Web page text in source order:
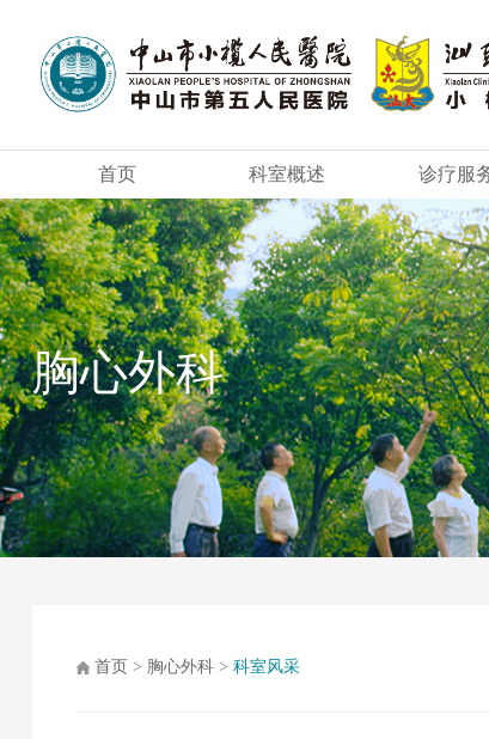
首页 科室概述 诊疗服
胸心外科
首页 > 胸心外科 >科室风采